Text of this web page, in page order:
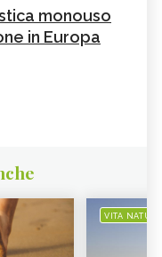
monouso
in Europa
VITA